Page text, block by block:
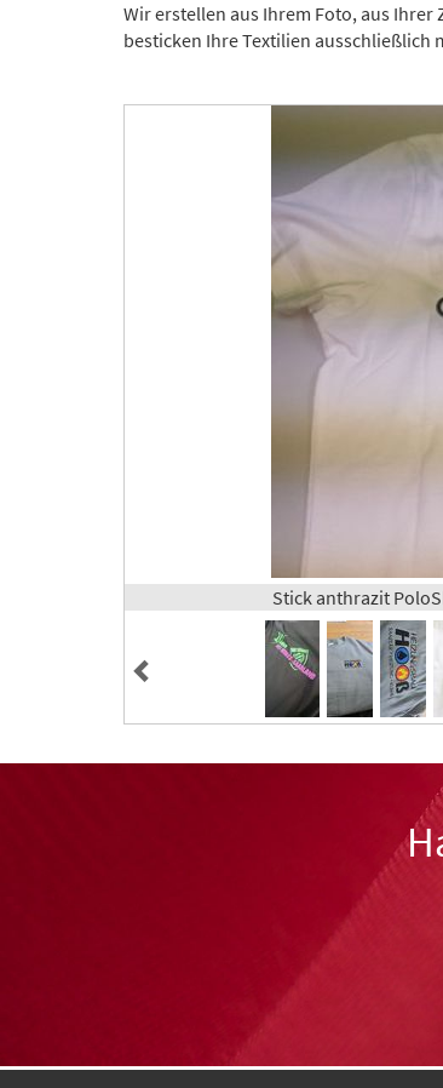
Wir erstellen aus Ihrem Foto, aus
besticken Ihre Textilien ausschließlich
Stick anthrazit